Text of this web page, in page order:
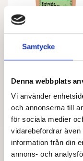
Samtycke
Denna webbplats
Vi använder
och annonserna till
för sociala medier
vidarebefordrar
information från din
annons- och
BARABRAMAT
Från188,00kr
Välj alternativ
Den
här
produkten
har
flera
De
Du gillar